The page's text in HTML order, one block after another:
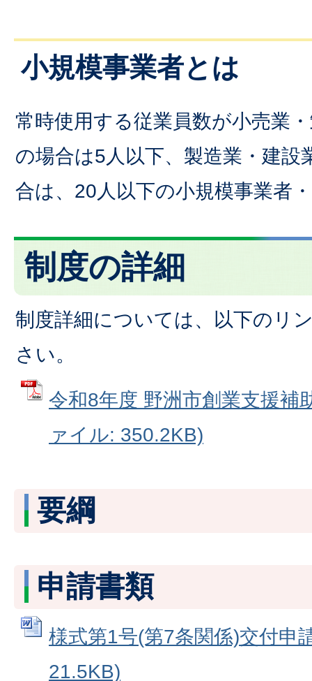
小規模事業者とは
常時使用する従業員数が小売業
の場合は5人以下、製造業・建設
合は、20人以下の小規模事業者
制度の詳細
制度詳細については、以下のリ
さい。
令和8年度 野洲市創業支援補
ァイル: 350.2KB)
要綱
申請書類
様式第1号(第7条関係)交付申
21.5KB)